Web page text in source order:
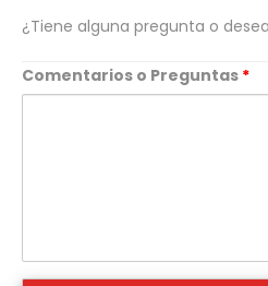
¿Tiene alguna pregunta o
Comentarios o Preguntas *